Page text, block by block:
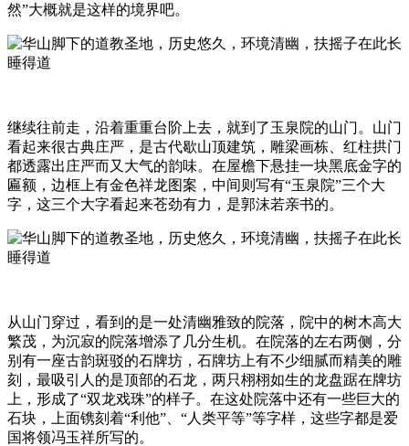
然”大概就是这样的境界吧。
继续往前走，沿着重重台阶上去，就到了玉泉院的山门。山门
看起来很古典庄严，是古代歇山顶建筑，雕梁画栋、红柱拱门
都透露出庄严而又大气的韵味。在屋檐下悬挂一块黑底金字的
匾额，边框上有金色祥龙图案，中间则写有“玉泉院”三个大
字，这三个大字看起来苍劲有力，是郭沫若亲书的。
从山门穿过，看到的是一处清幽雅致的院落，院中的树木高大
繁茂，为沉寂的院落增添了几分生机。在院落的左右两侧，分
别有一座古韵斑驳的石牌坊，石牌坊上有不少细腻而精美的雕
刻，最吸引人的是顶部的石龙，两只栩栩如生的龙盘踞在牌坊
上，形成了“双龙戏珠”的样子。在这处院落中还有一些巨大的
石块，上面镌刻着“利他”、“人类平等”等字样，这些字都是爱
国将领冯玉祥所写的。